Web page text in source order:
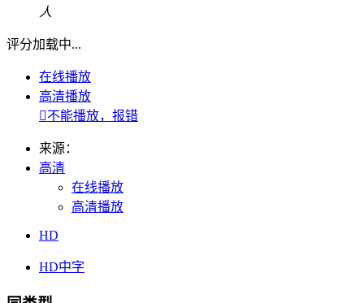
人
评分加载中...
在线播放
高清播放
不能播放，报错
来源：
高清
在线播放
高清播放
HD
HD中字